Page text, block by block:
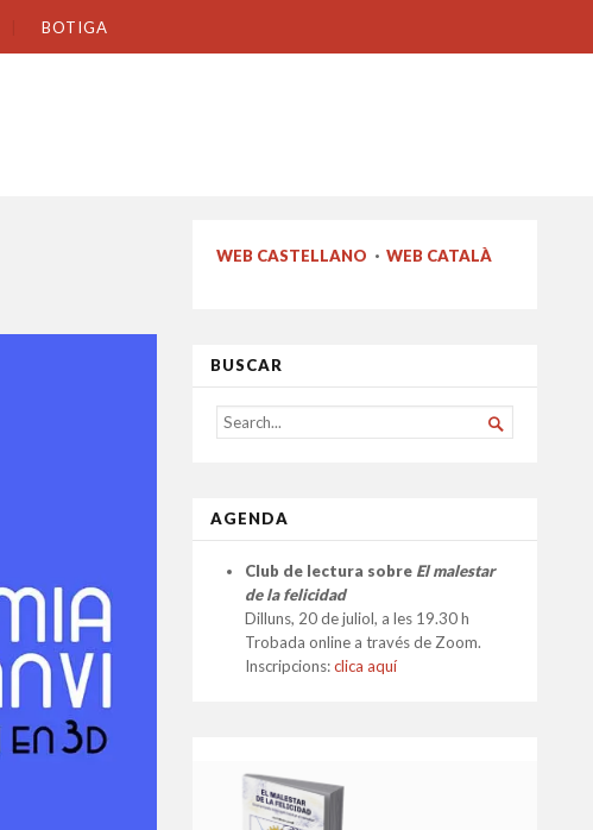
BOTIGA
WEB CASTELLANO · WEB CATALÀ
BUSCAR
SEARCH
FOR...

AGENDA
Club de lectura sobre El malestar
de la felicidad
Dilluns, 20 de juliol, a les 19.30 h
Trobada online a través de Zoom.
Inscripcions:clica aquí